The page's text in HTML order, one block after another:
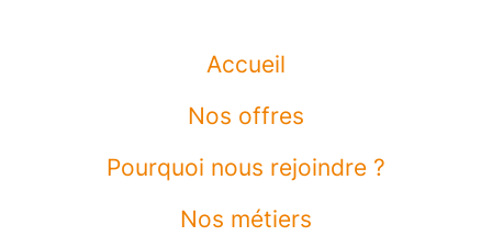
Accueil
Nos offres
Pourquoi nous rejoindre ?
Nos métiers